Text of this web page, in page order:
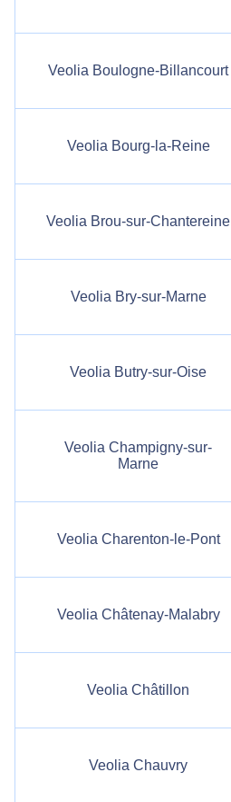
Veolia Boulogne-Billancourt
Veolia Bourg-la-Reine
Veolia Brou-sur-Chantereine
Veolia Bry-sur-Marne
Veolia Butry-sur-Oise
Veolia Champigny-sur-
Marne
Veolia Charenton-le-Pont
Veolia Châtenay-Malabry
Veolia Châtillon
Veolia Chauvry